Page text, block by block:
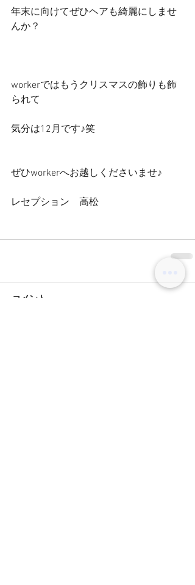
年末に向けてぜひヘアも綺麗にしませ
んか？
workerではもうクリスマスの飾りも飾
られて
気分は12月です♪笑
ぜひworkerへお越しくださいませ♪
レセプション　高松
コメント